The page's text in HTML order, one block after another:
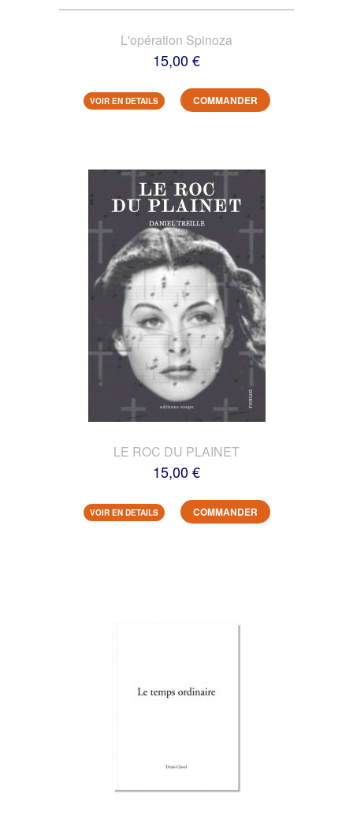
L'opération Spinoza
15,00 €
VOIR EN DETAILS COMMANDER
LE ROC DU PLAINET
15,00 €
VOIR EN DETAILS COMMANDER